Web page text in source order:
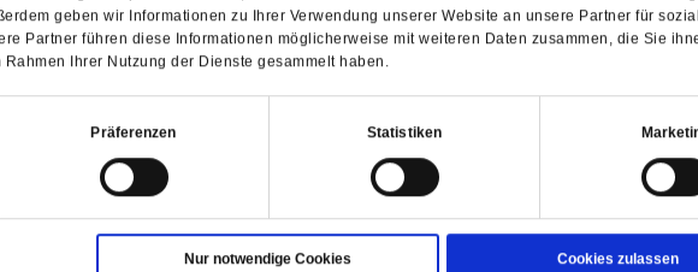
geben wir Informationen zu Ihrer Verwendung unserer Website an unsere Partner für
Partner führen diese Informationen möglicherweise mit weiteren Daten zusammen, die Sie
Ihrer Nutzung der Dienste gesammelt haben.
Präferenzen Statistiken
Nur notwendige Cookies Cookies zulassen